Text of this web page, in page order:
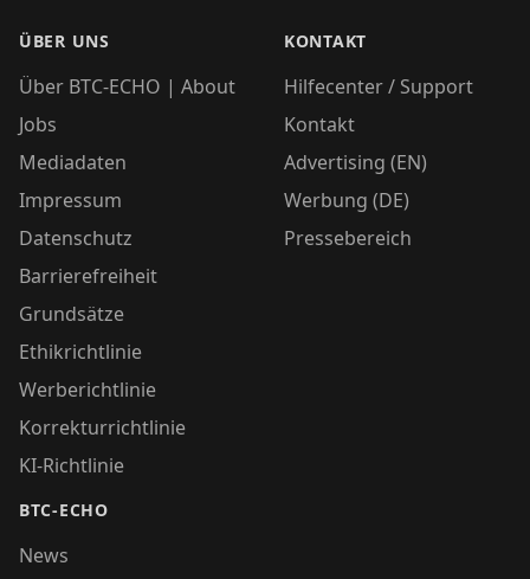
ÜBER UNS
Über BTC-ECHO | About
Jobs
Mediadaten
Impressum
Datenschutz
Barrierefreiheit
Grundsätze
Ethikrichtlinie
Werberichtlinie
Korrekturrichtlinie
KI-Richtlinie
BTC-ECHO
News
KONTAKT
Hilfecenter / Support
Kontakt
Advertising (EN)
Werbung (DE)
Pressebereich